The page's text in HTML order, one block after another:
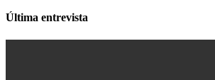
Última entrevista